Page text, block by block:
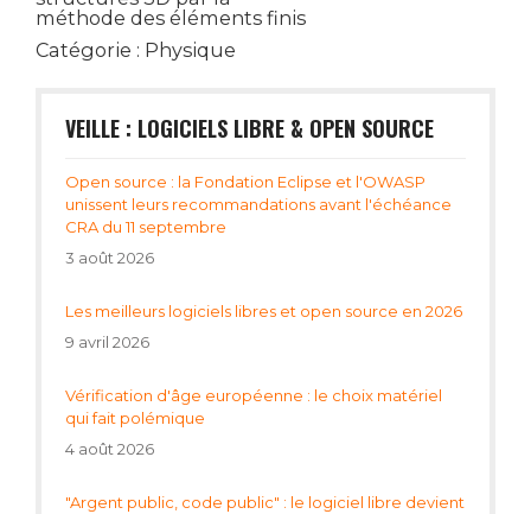
méthode des éléments finis
Catégorie : Physique
VEILLE : LOGICIELS LIBRE & OPEN SOURCE
Open source : la Fondation Eclipse et l'OWASP
unissent leurs recommandations avant l'échéance
CRA du 11 septembre
3 août 2026
Les meilleurs logiciels libres et open source en 2026
9 avril 2026
Vérification d'âge européenne : le choix matériel
qui fait polémique
4 août 2026
"Argent public, code public" : le logiciel libre devient